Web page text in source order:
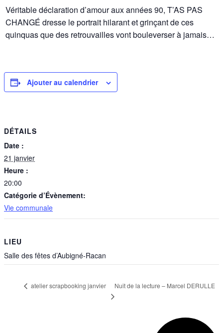
Véritable déclaration d’amour aux années 90, T’AS PAS
CHANGÉ dresse le portrait hilarant et grinçant de ces
quinquas que des retrouvailles vont bouleverser à jamais…
Ajouter au calendrier
DÉTAILS
Date :
21 janvier
Heure :
20:00
Catégorie d’Évènement:
Vie communale
LIEU
Salle des fêtes d’Aubigné-Racan
atelier scrapbooking janvier Nuit de la lecture – Marcel DERULLE